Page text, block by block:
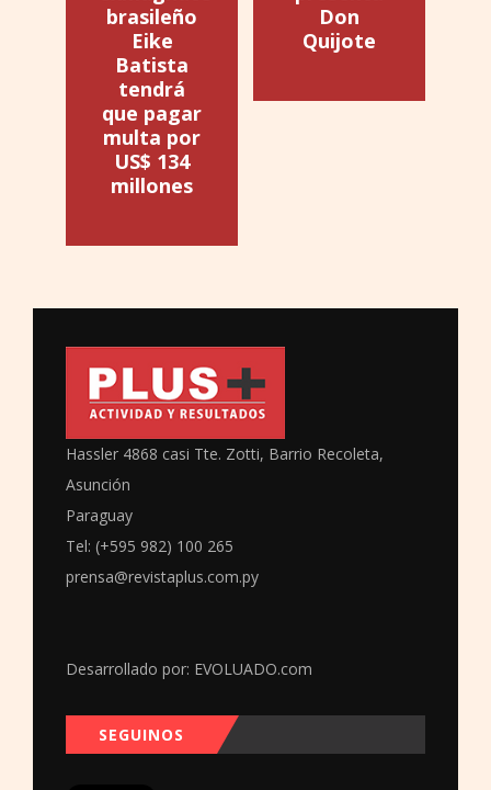
brasileño
Eike
Batista
tendrá
que pagar
multa por
US$ 134
millones
Don
Quijote
Hassler 4868 casi Tte. Zotti, Barrio Recoleta,
Asunción
Paraguay
Tel: (+595 982) 100 265
prensa@revistaplus.com.py
Desarrollado por: EVOLUADO.com
SEGUINOS